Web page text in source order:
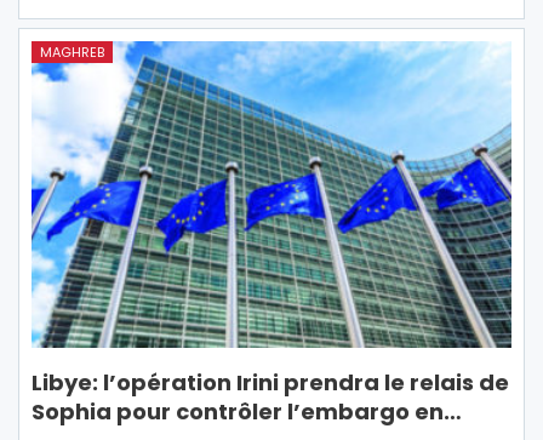
MAGHREB
Libye: l’opération Irini prendra le relais de
Sophia pour contrôler l’embargo en…